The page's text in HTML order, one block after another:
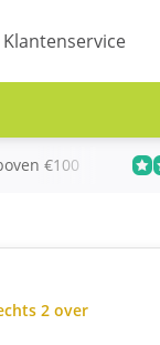
Klantenservice
€100
2 over